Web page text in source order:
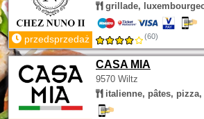
grillade,
przedsprzedaż (60)
CASA MIA
9570 Wiltz
italienne, pâtes, pizza,